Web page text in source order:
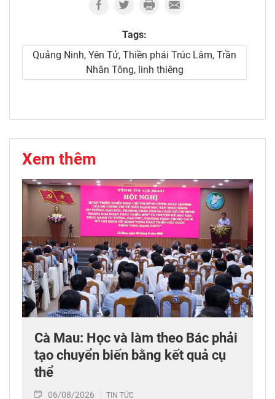
Tags:
Quảng Ninh, Yên Tử, Thiền phái Trúc Lâm, Trần
Nhân Tông, linh thiêng
Xem thêm
Cà Mau: Học và làm theo Bác phải
tạo chuyển biến bằng kết quả cụ
thể
06/08/2026 TIN TỨC